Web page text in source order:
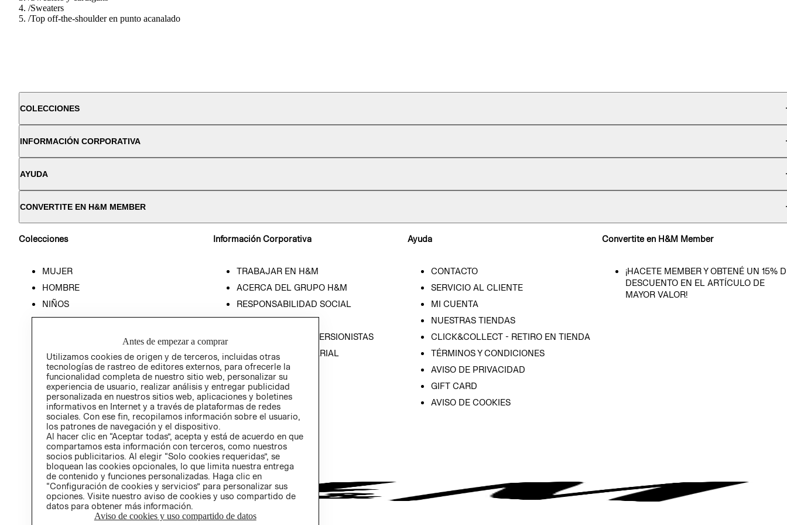
/Sweaters
/Top off-the-shoulder en punto acanalado
COLECCIONES
INFORMACIÓN CORPORATIVA
AYUDA
CONVERTITE EN H&M MEMBER
Colecciones
MUJER
HOMBRE
NIÑOS
HOME
Información Corporativa
TRABAJAR EN H&M
ACERCA DEL GRUPO H&M
RESPONSABILIDAD SOCIAL
PRENSA
RELACIÓN CON INVERSIONISTAS
POLÍTICA EMPRESARIAL
Ayuda
CONTACTO
SERVICIO AL CLIENTE
MI CUENTA
NUESTRAS TIENDAS
CLICK&COLLECT - RETIRO EN TIENDA
TÉRMINOS Y CONDICIONES
AVISO DE PRIVACIDAD
GIFT CARD
AVISO DE COOKIES
Convertite en H&M Member
¡HACETE MEMBER Y OBTENÉ UN 15%
DESCUENTO EN EL ARTÍCULO DE
MAYOR VALOR!
Antes de empezar a comprar
Utilizamos cookies de origen y de terceros, incluidas otras
tecnologías de rastreo de editores externos, para ofrecerle la
funcionalidad completa de nuestro sitio web, personalizar su
experiencia de usuario, realizar análisis y entregar publicidad
personalizada en nuestros sitios web, aplicaciones y boletines
informativos en Internet y a través de plataformas de redes
sociales. Con ese fin, recopilamos información sobre el usuario,
los patrones de navegación y el dispositivo.
Al hacer clic en “Aceptar todas”, acepta y está de acuerdo en que
compartamos esta información con terceros, como nuestros
socios publicitarios. Al elegir “Solo cookies requeridas”, se
bloquean las cookies opcionales, lo que limita nuestra entrega
de contenido y funciones personalizadas. Haga clic en
“Configuración de cookies y servicios” para personalizar sus
opciones. Visite nuestro aviso de cookies y uso compartido de
datos para obtener más información.
Aviso de cookies y uso compartido de datos